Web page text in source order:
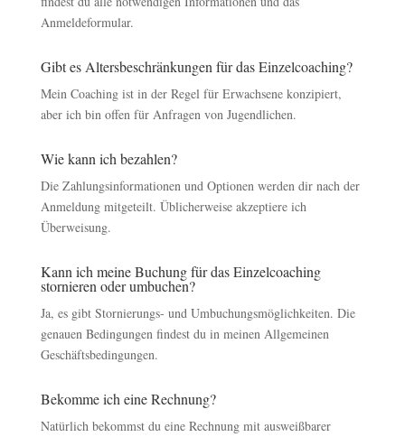
Anmeldeformular.
Gibt es Altersbeschränkungen für das Einzelcoaching?
Mein Coaching ist in der Regel für Erwachsene konzipiert,
aber ich bin offen für Anfragen von Jugendlichen.
Wie kann ich bezahlen?
Die Zahlungsinformationen und Optionen werden dir nach der
Anmeldung mitgeteilt. Üblicherweise akzeptiere ich
Überweisung.
Kann ich meine Buchung für das Einzelcoaching
stornieren oder umbuchen?
Ja, es gibt Stornierungs- und Umbuchungsmöglichkeiten. Die
genauen Bedingungen findest du in meinen Allgemeinen
Geschäftsbedingungen.
Bekomme ich eine Rechnung?
Natürlich bekommst du eine Rechnung mit ausweißbarer